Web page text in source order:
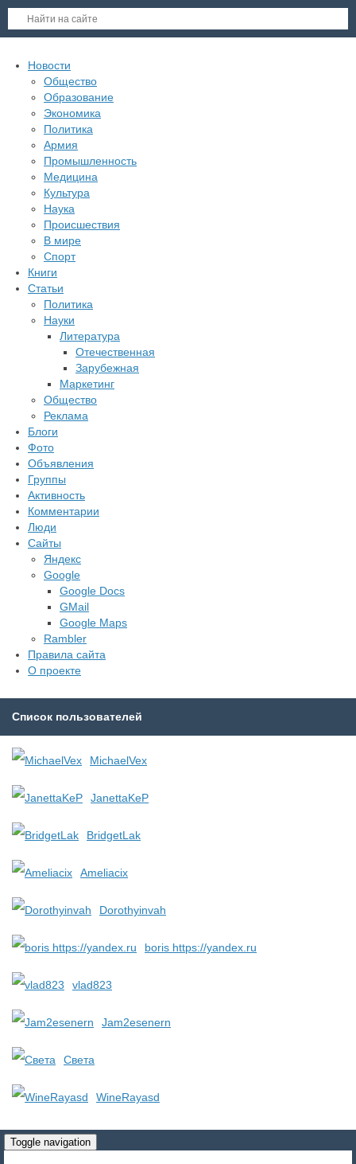
Новости
Общество
Образование
Экономика
Политика
Армия
Промышленность
Медицина
Культура
Наука
Происшествия
В мире
Спорт
Книги
Статьи
Политика
Науки
Литература
Отечественная
Зарубежная
Маркетинг
Общество
Реклама
Блоги
Фото
Объявления
Группы
Активность
Комментарии
Люди
Сайты
Яндекс
Google
Google Docs
GMail
Google Maps
Rambler
Правила сайта
О проекте
Список пользователей
MichaelVex
JanettaKeP
BridgetLak
Ameliacix
Dorothyinvah
boris https://yandex.ru
vlad823
Jam2esenern
Света
WineRayasd
Toggle navigation